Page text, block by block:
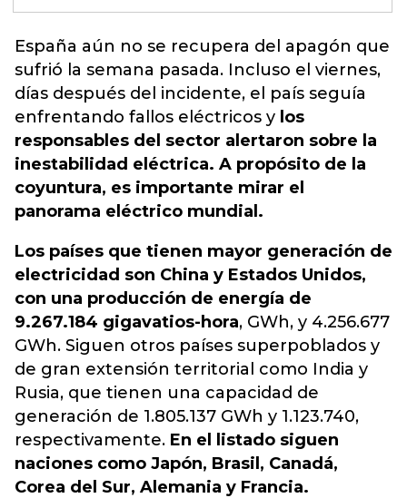
España aún no se recupera del apagón que
sufrió la semana pasada. Incluso el viernes,
días después del incidente, el país seguía
enfrentando fallos eléctricos y los
responsables del sector alertaron sobre la
inestabilidad eléctrica. A propósito de la
coyuntura, es importante mirar el
panorama eléctrico mundial.
Los países que tienen mayor generación de
electricidad son China y Estados Unidos,
con una producción de energía de
9.267.184 gigavatios-hora, GWh, y 4.256.677
GWh. Siguen otros países superpoblados y
de gran extensión territorial como India y
Rusia, que tienen una capacidad de
generación de 1.805.137 GWh y 1.123.740,
respectivamente. En el listado siguen
naciones como Japón, Brasil, Canadá,
Corea del Sur, Alemania y Francia.